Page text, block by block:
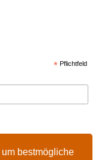
bestmögliche
* Pflichtfeld